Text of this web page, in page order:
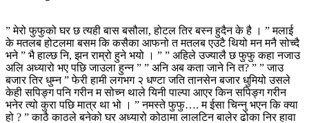
” मेरो फुफुको घर छ त्यही बास बसौला, होटल तिर बस्न हुदैन के है । ” मलाई
के मतलब होटलमा बसम कि कसैका आफनो त मतलब एउटै थियो मन मनै सोच्दै
भने ” भै हाल्छ नि, झन राम्रो हुने भयो । ” ” अहिले उज्यालै छ फुफु कहा नजाउ
अलि अध्यारो भए पछि जाउला हुन्न ” ” अनि अब कता जाने नि त? ” ” जाउ
बजार तिर धुम्न ” फेरी हामी लगभग २ धण्टा जति तानसेन बजार धुमियो उसले
केही सपिङ्ग पनि गरीन म सोच्न थाले यिनी पाल्पा आएर किन सपिङ्ग गरीन
भनेर त्यो कुरा पछि मात्र था भो । ” नमस्ते फुफु…. म ईसा चिन्नु भएन कि क्या
हो ? ” काठै काठले बनेको घर अध्यारो कोठामा लालटिन बालेर ढोका निर हावा